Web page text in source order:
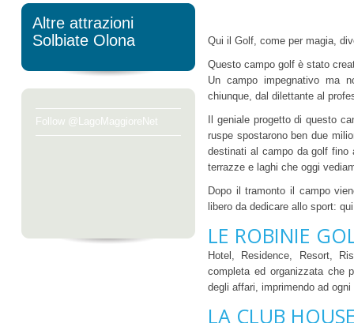
Altre attrazioni
Solbiate Olona
Follow @LagoMaggioreNet
Qui il Golf, come per magia,
Questo campo golf è stato
Un campo impegnativo ma
chiunque, dal dilettante al
Il geniale progetto di questo
ruspe spostarono ben due
destinati al campo da golf fino
terrazze e laghi che oggi
Dopo il tramonto il campo
libero da dedicare allo sport:
LE ROBINIE
Hotel, Residence, Resort,
completa ed organizzata che
degli affari, imprimendo ad
LA CLUB